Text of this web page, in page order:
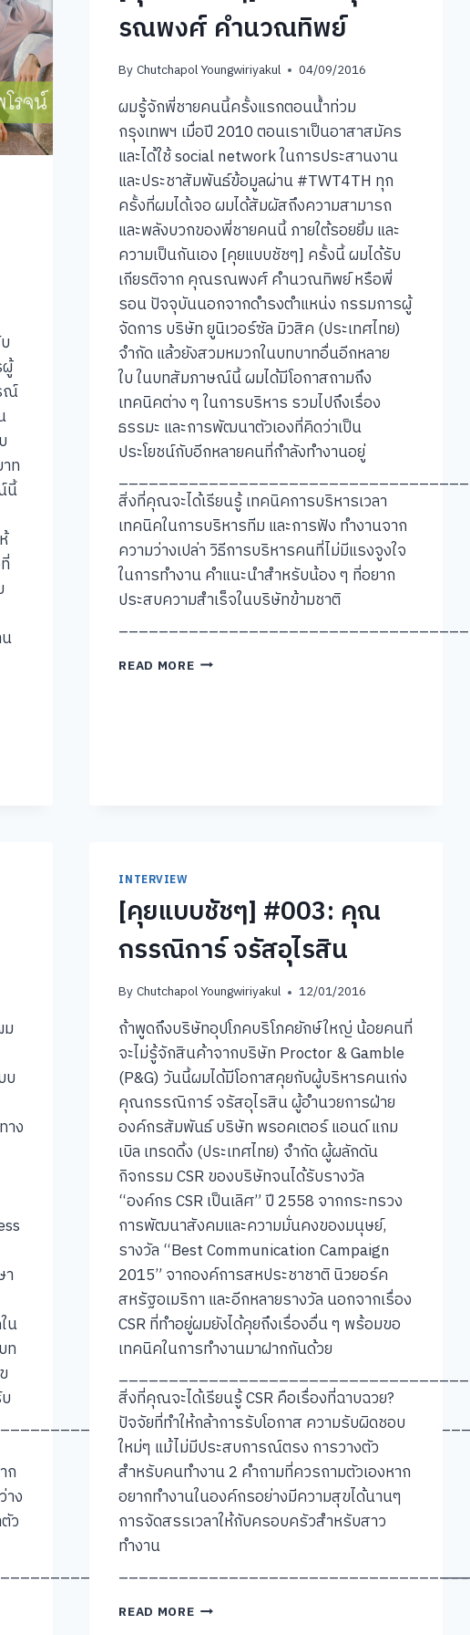
ผู้
ณ์
ท
นี้
รณพงศ์ คำนวณทิพย์
ByChutchapol Youngwiriyakul 04/09/2016
ผมรู้จักพี่ชายคนนี้ครั้งแรกตอนน้ำท่วม
กรุงเทพฯ เมื่อปี 2010 ตอนเราเป็นอาสาสมัคร
และได้ใช้ social network ในการประสานงาน
และประชาสัมพันธ์ข้อมูลผ่าน #TWT4TH ทุก
ครั้งที่ผมได้เจอ ผมได้สัมผัสถึงความสามารถ
และพลังบวกของพี่ชายคนนี้ ภายใต้รอยยิ้ม และ
ความเป็นกันเอง [คุยแบบชัชๆ] ครั้งนี้ ผมได้รับ
เกียรติจาก คุณรณพงศ์ คำนวณทิพย์ หรือพี่
รอน ปัจจุบันนอกจากดำรงตำแหน่ง กรรมการผู้
จัดการ บริษัท ยูนิเวอร์ซัล มิวสิค (ประเทศไทย)
จำกัด แล้วยังสวมหมวกในบทบาทอื่นอีกหลาย
ใบ ในบทสัมภาษณ์นี้ ผมได้มีโอกาสถามถึง
เทคนิคต่าง ๆ ในการบริหาร รวมไปถึงเรื่อง
ธรรมะ และการพัฒนาตัวเองที่คิดว่าเป็น
ประโยชน์กับอีกหลายคนที่กำลังทำงานอยู่
สิ่งที่คุณจะได้เรียนรู้ เทคนิคการบริหารเวลา
เทคนิคในการบริหารทีม และการฟัง ทำงานจาก
ความว่างเปล่า วิธีการบริหารคนที่ไม่มีแรงจูงใจ
ในการทำงาน คำแนะนำสำหรับน้อง ๆ ที่อยาก
ประสบความสำเร็จในบริษัทข้ามชาติ
READ MORE[คุย
บ
าง
น
ท
ก
าง
ว
INTERVIEW
[คุยแบบชัชๆ] #003: คุณ
กรรณิการ์ จรัสอุไรสิน
ByChutchapol Youngwiriyakul 12/01/2016
ถ้าพูดถึงบริษัทอุปโภคบริโภคยักษ์ใหญ่ น้อยคนที่
จะไม่รู้จักสินค้าจากบริษัท Proctor & Gamble
(P&G) วันนี้ผมได้มีโอกาสคุยกับผู้บริหารคนเก่ง
คุณกรรณิการ์ จรัสอุไรสิน ผู้อำนวยการฝ่าย
องค์กรสัมพันธ์ บริษัท พรอคเตอร์ แอนด์ แกม
เบิล เทรดดิ้ง (ประเทศไทย) จำกัด ผู้ผลักดัน
กิจกรรม CSR ของบริษัทจนได้รับรางวัล
“องค์กร CSR เป็นเลิศ” ปี 2558 จากกระทรวง
การพัฒนาสังคมและความมั่นคงของมนุษย์,
รางวัล “Best Communication Campaign
2015” จากองค์การสหประชาชาติ นิวยอร์ค
สหรัฐอเมริกา และอีกหลายรางวัล นอกจากเรื่อง
CSR ที่ทำอยู่ผมยังได้คุยถึงเรื่องอื่น ๆ พร้อมขอ
เทคนิคในการทำงานมาฝากกันด้วย
สิ่งที่คุณจะได้เรียนรู้ CSR คือเรื่องที่ฉาบฉวย?
ปัจจัยที่ทำให้กล้าการรับโอกาส ความรับผิดชอบ
ใหม่ๆ แม้ไม่มีประสบการณ์ตรง การวางตัว
สำหรับคนทำงาน 2 คำถามที่ควรถามตัวเองหาก
อยากทำงานในองค์กรอย่างมีความสุขได้นานๆ
การจัดสรรเวลาให้กับครอบครัวสำหรับสาว
ทำงาน
READ MORE[คุย